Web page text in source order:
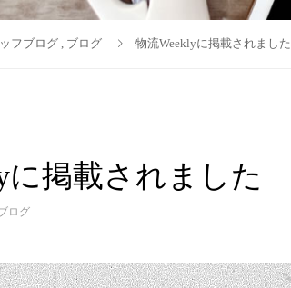
フブログ , ブログ 物流Weeklyに掲載されました
に掲載されました
ログ